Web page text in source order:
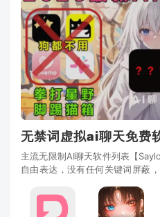
无禁词虚拟ai聊天免费
主流无限制AI聊天软件列表【
自由表达，没有任何关键词屏蔽